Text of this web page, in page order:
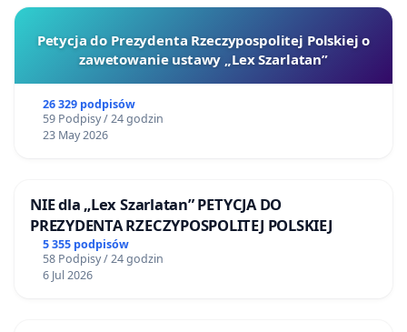
Petycja do Prezydenta Rzeczypospolitej Polskiej o
zawetowanie ustawy „Lex Szarlatan”
26 329 podpisów
59 Podpisy / 24 godzin
23 May 2026
NIE dla „Lex Szarlatan” PETYCJA DO
PREZYDENTA RZECZYPOSPOLITEJ POLSKIEJ
5 355 podpisów
58 Podpisy / 24 godzin
6 Jul 2026